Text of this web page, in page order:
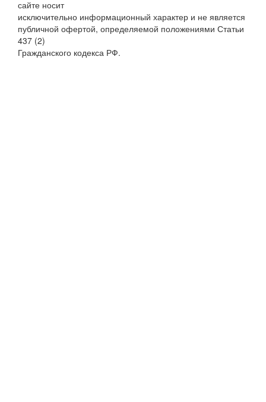
сайте носит
исключительно информационный характер и не является
публичной офертой, определяемой положениями Статьи
437 (2)
Гражданского кодекса РФ.